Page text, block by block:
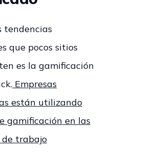
tendencias
que pocos sitios
es la gamificación
Empresas
están utilizando
gamificación en las
trabajo